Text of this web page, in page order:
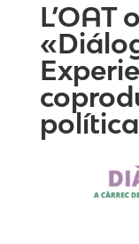
L’OAT